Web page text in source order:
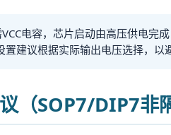
电容，芯片启动由高压供电完
置建议根据实际输出电压选择，
（SOP7/DIP7非